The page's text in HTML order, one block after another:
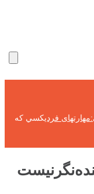
فردیكسي كه